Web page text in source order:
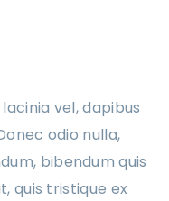
vel, dapibus
odio nulla,
bibendum quis
quis tristique ex